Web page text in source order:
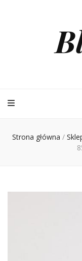
Strona główna /